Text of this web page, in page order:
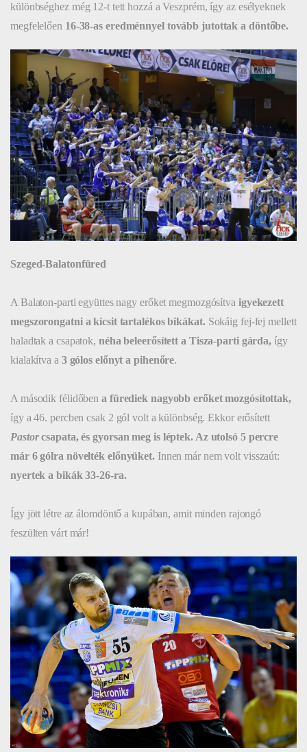
különbséghez még 12-t tett hozzá a Veszprém, így az esélyeknek
megfelelően 16-38-as eredménnyel tovább jutottak a döntőbe.
Szeged-Balatonfüred
A Balaton-parti együttes nagy erőket megmozgósítva igyekezett
megszorongatni a kicsit tartalékos bikákat.Sokáig fej-fej mellett
haladtak a csapatok, néha beleerősített a Tisza-parti gárda, így
kialakítva a 3 gólos előnyt a pihenőre.
A második félidőben a fürediek nagyobb erőket mozgósítottak,
így a 46. percben csak 2 gól volt a különbség. Ekkor erősített
Pastorcsapata, és gyorsan meg is léptek. Az utolsó 5 percre
már 6 gólra növelték előnyüket.Innen már nem volt visszaút:
nyertek a bikák 33-26-ra.
Így jött létre az álomdöntő a kupában, amit minden rajongó
feszülten várt már!